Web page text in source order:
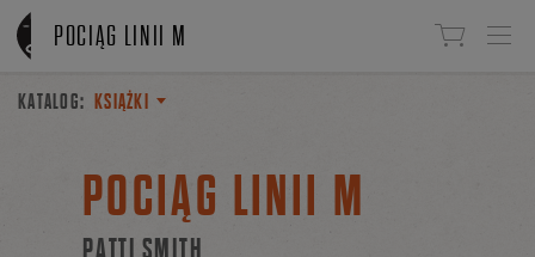
Linki do przejścia
POCIĄG LINII M
KATALOG: KSIĄŻKI
POCIĄG LINII M
PATTI SMITH